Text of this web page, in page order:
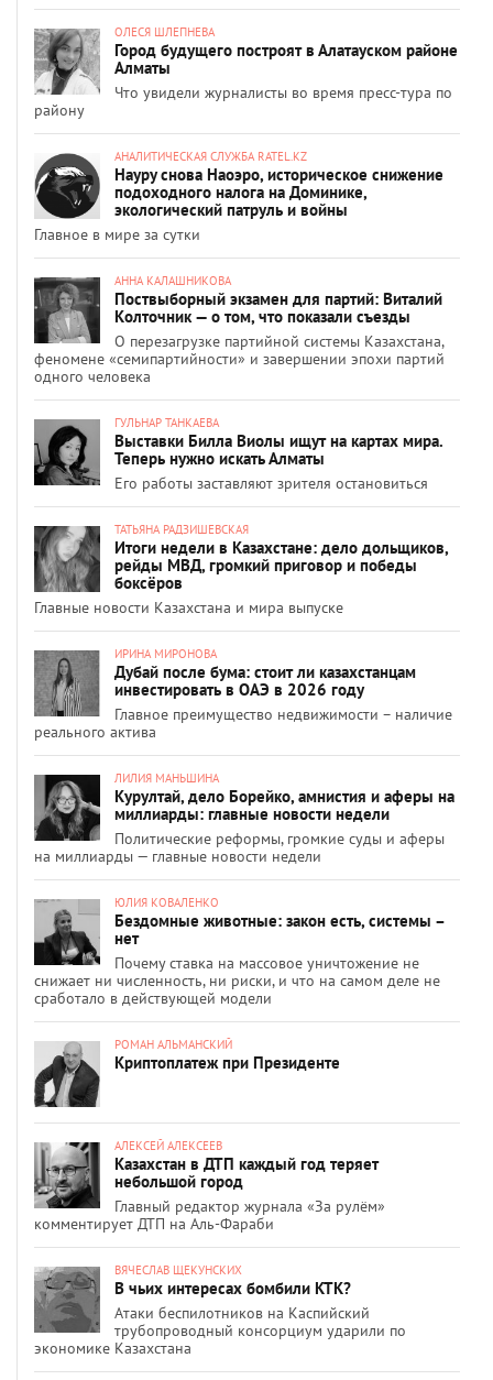
ОЛЕСЯ ШЛЕПНЕВА
Город будущего построят в Алатауском районе
Алматы
Что увидели журналисты во время пресс-тура по
району
АНАЛИТИЧЕСКАЯ СЛУЖБА RATEL.KZ
Науру снова Наоэро, историческое снижение
подоходного налога на Доминике,
экологический патруль и войны
Главное в мире за сутки
АННА КАЛАШНИКОВА
Поствыборный экзамен для партий: Виталий
Колточник — о том, что показали съезды
О перезагрузке партийной системы Казахстана,
феномене «семипартийности» и завершении эпохи партий
одного человека
ГУЛЬНАР ТАНКАЕВА
Выставки Билла Виолы ищут на картах мира.
Теперь нужно искать Алматы
Его работы заставляют зрителя остановиться
ТАТЬЯНА РАДЗИШЕВСКАЯ
Итоги недели в Казахстане: дело дольщиков,
рейды МВД, громкий приговор и победы
боксёров
Главные новости Казахстана и мира выпуске
ИРИНА МИРОНОВА
Дубай после бума: стоит ли казахстанцам
инвестировать в ОАЭ в 2026 году
Главное преимущество недвижимости – наличие
реального актива
ЛИЛИЯ МАНЬШИНА
Курултай, дело Борейко, амнистия и аферы на
миллиарды: главные новости недели
Политические реформы, громкие суды и аферы
на миллиарды — главные новости недели
ЮЛИЯ КОВАЛЕНКО
Бездомные животные: закон есть, системы –
нет
Почему ставка на массовое уничтожение не
снижает ни численность, ни риски, и что на самом деле не
сработало в действующей модели
РОМАН АЛЬМАНСКИЙ
Криптоплатеж при Президенте
АЛЕКСЕЙ АЛЕКСЕЕВ
Казахстан в ДТП каждый год теряет
небольшой город
Главный редактор журнала «За рулём»
комментирует ДТП на Аль-Фараби
ВЯЧЕСЛАВ ЩЕКУНСКИХ
В чьих интересах бомбили КТК?
Атаки беспилотников на Каспийский
трубопроводный консорциум ударили по
экономике Казахстана